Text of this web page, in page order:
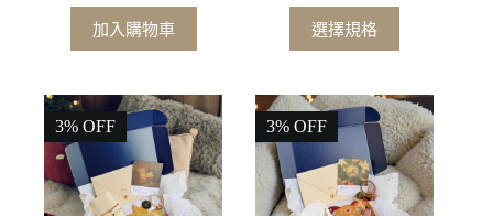
加入購物車
始
價
NT$2,860。
前
價
NT$2,760。
選擇規格
此
產
有
多
款
式。
3% OFF 3% OFF